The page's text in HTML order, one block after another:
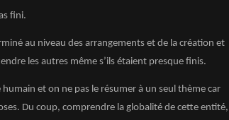
fini.
au niveau des arrangements et de la création et
les autres même s’ils étaient presque finis.
et on ne pas le résumer à un seul thème car
Du coup, comprendre la globalité de cette entité,